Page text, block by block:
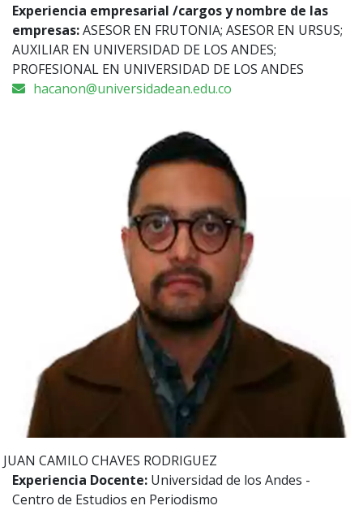
Experiencia empresarial /cargos y nombre de las
empresas:ASESOR EN FRUTONIA; ASESOR EN URSUS;
AUXILIAR EN UNIVERSIDAD DE LOS ANDES;
PROFESIONAL EN UNIVERSIDAD DE LOS ANDES
hacanon@universidadean.edu.co
JUAN CAMILO CHAVES RODRIGUEZ
Experiencia Docente: Universidad de los Andes -
Centro de Estudios en Periodismo